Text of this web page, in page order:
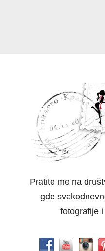
Pratite me na
gde
fotografije